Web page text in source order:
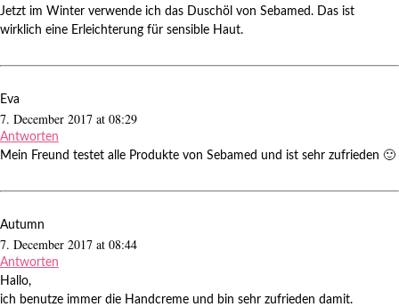
Jetzt im Winter verwende ich das Duschöl von Sebamed. Das ist
wirklich eine Erleichterung für sensible Haut.
Eva
7. December 2017 at 08:29
Antworten
Mein Freund testet alle Produkte von Sebamed und ist sehr zufrieden 🙂
Autumn
7. December 2017 at 08:44
Antworten
Hallo,
ich benutze immer die Handcreme und bin sehr zufrieden damit.